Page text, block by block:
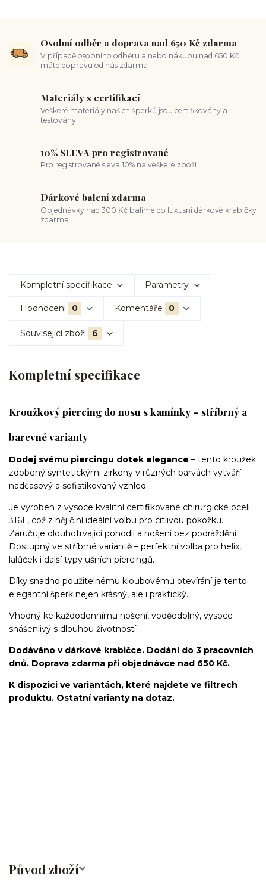
Osobní odběr a doprava nad 650 Kč zdarma
V případě osobního odběru a nebo nákupu nad 650 Kč
máte dopravu od nás zdarma
Materiály s certifikací
Veškeré materiály našich šperků jsou certifikovány a
testovány
10% SLEVA pro registrované
Pro registrované sleva 10% na veškeré zboží
Dárkové balení zdarma
Objednávky nad 300 Kč balíme do luxusní dárkové krabičky
zdarma
Kompletní specifikace Parametry
Hodnocení 0 Komentáře 0
Související zboží 6
Kompletní specifikace
Kroužkový piercing do nosu s kamínky – stříbrný a
barevné varianty
Dodej svému piercingu dotek elegance – tento kroužek
zdobený syntetickými zirkony v různých barvách vytváří
nadčasový a sofistikovaný vzhled.
Je vyroben z vysoce kvalitní certifikované chirurgické oceli
316L, což z něj činí ideální volbu pro citlivou pokožku.
Zaručuje dlouhotrvající pohodlí a nošení bez podráždění.
Dostupný ve stříbrné variantě – perfektní volba pro helix,
lalůček i další typy ušních piercingů.
Díky snadno použitelnému kloubovému otevírání je tento
elegantní šperk nejen krásný, ale i praktický.
Vhodný ke každodennímu nošení, voděodolný, vysoce
snášenlivý s dlouhou životností.
Dodáváno v dárkové krabičce. Dodání do 3 pracovních
dnů. Doprava zdarma při objednávce nad 650 Kč.
K dispozici ve variantách, které najdete ve filtrech
produktu. Ostatní varianty na dotaz.
Původ zboží